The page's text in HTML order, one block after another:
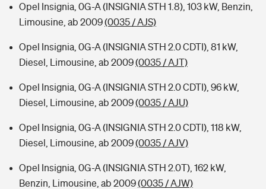
Opel Insignia, 0G-A (INSIGNIA STH 1.8), 103 kW, Benzin,
Limousine, ab 2009(0035 / AJS)
Opel Insignia, 0G-A (INSIGNIA STH 2.0 CDTI), 81 kW,
Diesel, Limousine, ab 2009(0035 / AJT)
Opel Insignia, 0G-A (INSIGNIA STH 2.0 CDTI), 96 kW,
Diesel, Limousine, ab 2009(0035 / AJU)
Opel Insignia, 0G-A (INSIGNIA STH 2.0 CDTI), 118 kW,
Diesel, Limousine, ab 2009(0035 / AJV)
Opel Insignia, 0G-A (INSIGNIA STH 2.0T), 162 kW,
Benzin, Limousine, ab 2009(0035 / AJW)